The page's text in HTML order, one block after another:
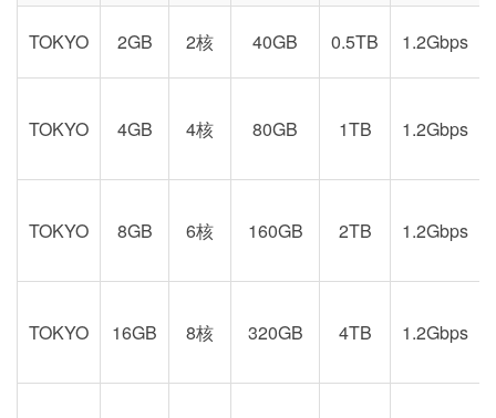
TOKYO 2GB 2核 40GB 0.5TB 1.2Gbps
TOKYO 4GB 4核 80GB 1TB 1.2Gbps
TOKYO 8GB 6核 160GB 2TB 1.2Gbps
TOKYO 16GB 8核 320GB 4TB 1.2Gbps